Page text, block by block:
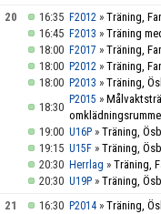
20
16:35 F2012 » Träning,
16:45 F2013 » Träning
18:00 F2017 » Träning,
18:00 P2012 » Träning,
18:00 P2013 » Träning,
18:30
P2015 »
19:00 U16P » Träning,
19:15 U15F » Träning,
20:30 Herrlag » Träning,
20:30 U19P » Träning,
21
16:30 P2014 » Träning,